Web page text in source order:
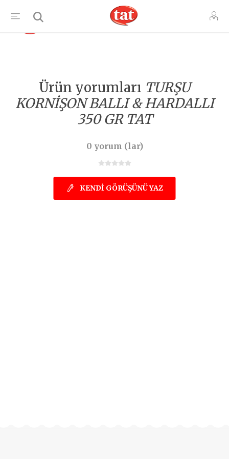
Ürün yorumları TURŞU
KORNİŞON BALLI & HARDALLI
350 GR TAT
0 yorum (lar)
KENDI GÖRÜŞÜNÜ YAZ